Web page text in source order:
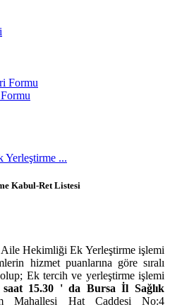
Formu
...
Kabul-Ret Listesi
Hekimliği Ek Yerleştirme işlemi
hizmet puanlarına göre sıralı
Ek tercih ve yerleştirme işlemi
saat 15.30 ' da Bursa İl Sağlık
Mahallesi Hat Caddesi No:4